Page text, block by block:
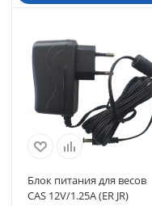
Блок питания для весов
CAS 12V/1.25A (ER JR)